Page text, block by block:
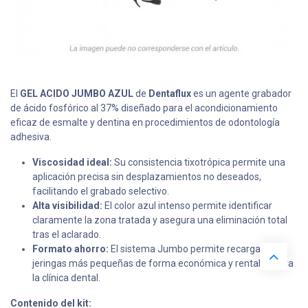
El GEL ACIDO JUMBO AZULde Dentafluxes un agente grabador
de ácido fosfórico al 37% diseñado para el acondicionamiento
eficaz de esmalte y dentina en procedimientos de odontología
adhesiva.
Viscosidad ideal: Su consistencia tixotrópica permite una
aplicación precisa sin desplazamientos no deseados,
facilitando el grabado selectivo.
Alta visibilidad: El color azul intenso permite identificar
claramente la zona tratada y asegura una eliminación total
tras el aclarado.
Formato ahorro: El sistema Jumbo permite recargar
jeringas más pequeñas de forma económica y rentable para
la clínica dental.
Contenido del kit: